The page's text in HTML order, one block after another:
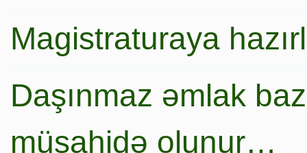
Magistraturaya
Daşınmaz əmlak
müşahidə olunur…